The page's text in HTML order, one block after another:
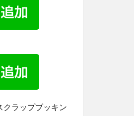
クラップブッキン